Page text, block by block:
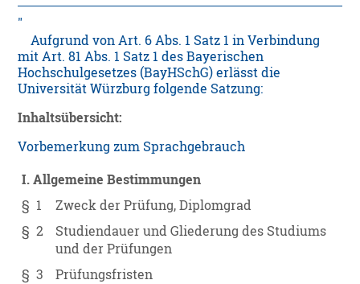
Aufgrund von Art. 6 Abs. 1 Satz 1 in Verbindung
mit Art. 81 Abs. 1 Satz 1 des Bayerischen
Hochschulgesetzes (BayHSchG) erlässt die
Universität Würzburg folgende Satzung:
Inhaltsübersicht:
Vorbemerkung zum Sprachgebrauch
I. Allgemeine Bestimmungen
§ 1
Zweck der Prüfung, Diplomgrad
§ 2
Studiendauer und Gliederung des Studiums
und der Prüfungen
§ 3
Prüfungsfristen